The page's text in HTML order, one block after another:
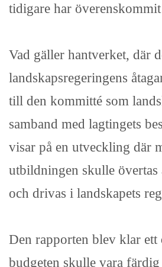
tidigare har
Vad gäller hantverket, där
landskapsregeringens
till den kommitté som
samband med lagtingets
visar på en utveckling där
utbildningen skulle övertas
och drivas i landskapets
Den rapporten blev klar
budgeten skulle vara